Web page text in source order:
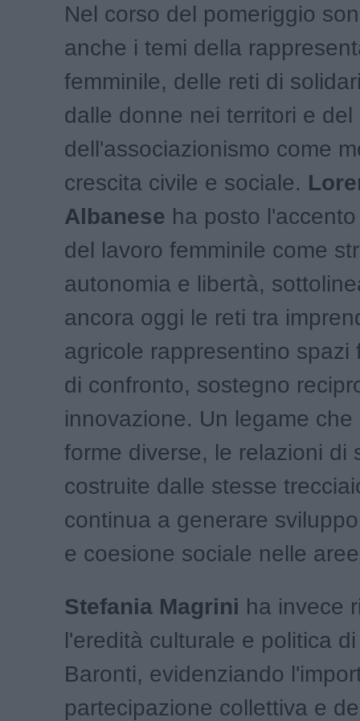
Nel corso del pomeriggio
anche i temi della
femminile, delle reti di
dalle donne nei territori e del
dell'associazionismo come
crescita civile e sociale.
Albanese ha posto
del lavoro femminile come
autonomia e libertà,
ancora oggi le reti tra
agricole rappresentino spazi
di confronto, sostegno
innovazione. Un legame che
forme diverse, le relazioni di
costruite dalle stesse
continua a generare
e coesione sociale nelle
Stefania Magrini ha invece
l'eredità culturale e politica
Baronti, evidenziando
partecipazione collettiva e